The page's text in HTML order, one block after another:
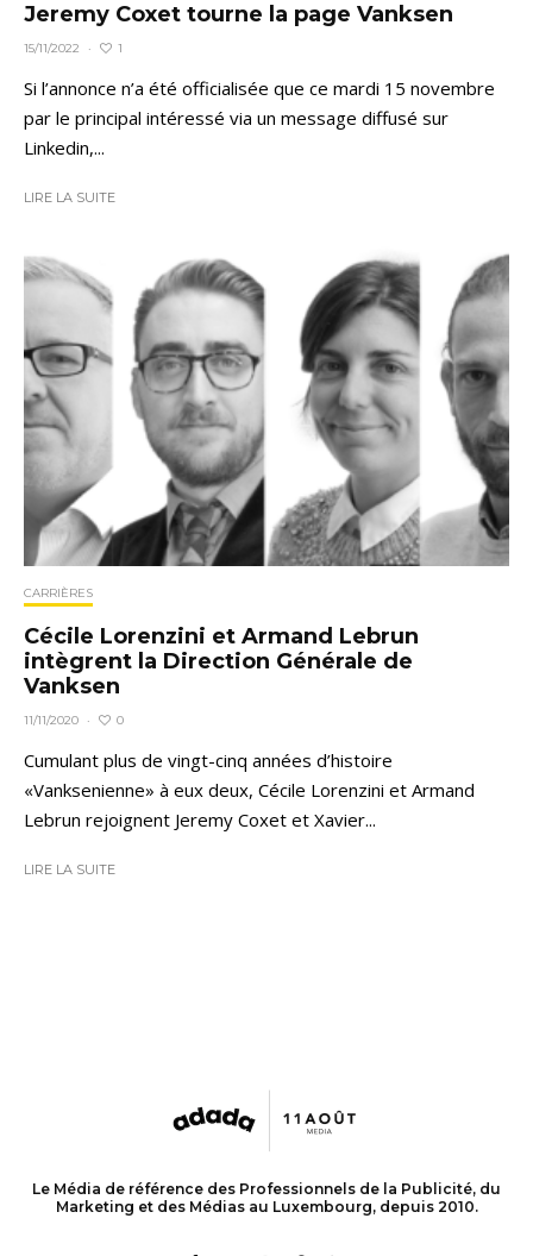
Jeremy Coxet tourne la page Vanksen
15/11/2022 · 1
Si l’annonce n’a été officialisée que ce mardi 15 novembre
par le principal intéressé via un message diffusé sur
Linkedin,...
LIRE LA SUITE
CARRIÈRES
Cécile Lorenzini et Armand Lebrun
intègrent la Direction Générale de
Vanksen
11/11/2020 · 0
Cumulant plus de vingt-cinq années d’histoire
«Vanksenienne» à eux deux, Cécile Lorenzini et Armand
Lebrun rejoignent Jeremy Coxet et Xavier...
LIRE LA SUITE
Le Média de référence des Professionnels de la Publicité, du
Marketing et des Médias au Luxembourg, depuis 2010.